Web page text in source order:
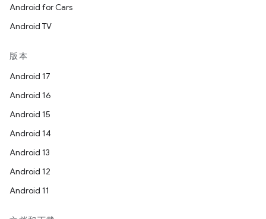
Android for Cars
Android TV
版本
Android 17
Android 16
Android 15
Android 14
Android 13
Android 12
Android 11